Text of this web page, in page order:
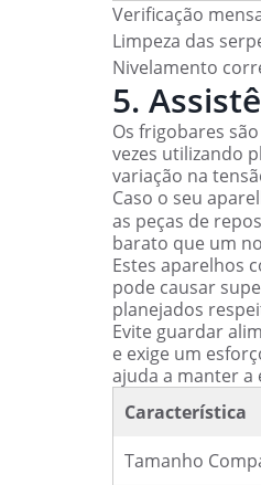
Verificação
Limpeza das
Nivelamento
5.
Os frigobares
vezes utilizando
variação na
Caso o seu
as peças de
barato que um
Estes aparelhos
pode causar
planejados
Evite guardar
e exige um
ajuda a manter a
Característica
Tamanho